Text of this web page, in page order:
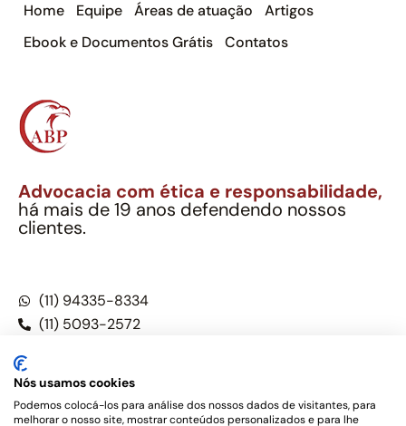
Home Equipe Áreas de atuação
Artigos
Ebook e Documentos Grátis
Contatos
Advocacia com ética e responsabilidade,
há mais de 19 anos defendendo nossos
clientes.
(11) 94335-8334
(11) 5093-2572
Nós usamos cookies
Podemos colocá-los para análise dos nossos dados de visitantes, para
melhorar o nosso site, mostrar conteúdos personalizados e para lhe